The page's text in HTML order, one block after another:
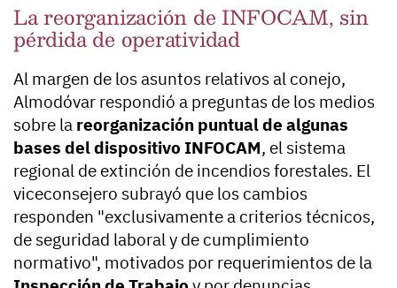
La reorganización de INFOCAM, sin
pérdida de operatividad
Al margen de los asuntos relativos al conejo,
Almodóvar respondió a preguntas de los medios
sobre la reorganización puntual de algunas
bases del dispositivo INFOCAM, el sistema
regional de extinción de incendios forestales. El
viceconsejero subrayó que los cambios
responden "exclusivamente a criterios técnicos,
de seguridad laboral y de cumplimiento
normativo", motivados por requerimientos de la